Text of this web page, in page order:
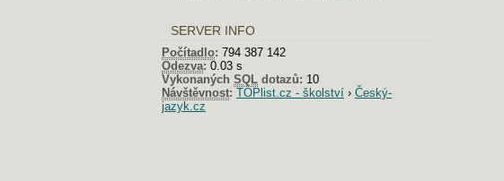
SERVER INFO
Počítadlo: 794 387 142
Odezva: 0.03 s
Vykonaných SQL dotazů: 10
Návštěvnost: TOPlist.cz - školství › Český-
jazyk.cz